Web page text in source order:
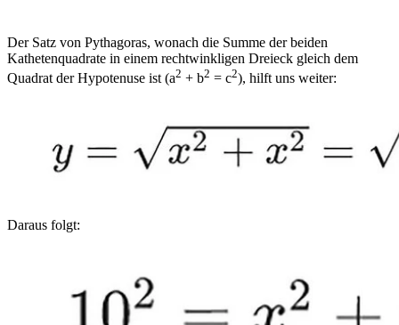
Der Satz von Pythagoras, wonach die Summe der beiden
Kathetenquadrate in einem rechtwinkligen Dreieck gleich dem
Quadrat der Hypotenuse ist (a2 + b2 = c2), hilft uns weiter:
Daraus folgt: